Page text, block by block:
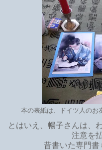
本の表紙は、ドイツ人のお
とはいえ、暢子さんは、
注意を
昔書いた専門書